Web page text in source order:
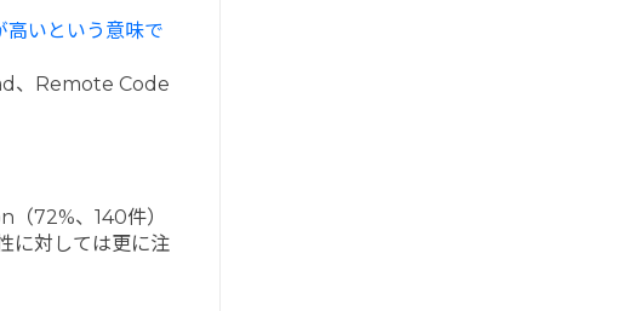
高いという意味で
、Remote Code
72%、140件）
に対しては更に注